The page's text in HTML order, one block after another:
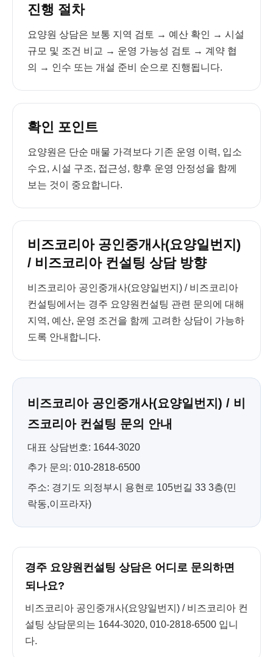
진행 절차
요양원 상담은 보통 지역 검토 → 예산 확인 → 시설
규모 및 조건 비교 → 운영 가능성 검토 → 계약 협
의 → 인수 또는 개설 준비 순으로 진행됩니다.
확인 포인트
요양원은 단순 매물 가격보다 기존 운영 이력, 입소
수요, 시설 구조, 접근성, 향후 운영 안정성을 함께
보는 것이 중요합니다.
비즈코리아 공인중개사(요양일번지)
/ 비즈코리아 컨설팅 상담 방향
비즈코리아 공인중개사(요양일번지) / 비즈코리아
컨설팅에서는 경주 요양원컨설팅 관련 문의에 대해
지역, 예산, 운영 조건을 함께 고려한 상담이 가능하
도록 안내합니다.
비즈코리아 공인중개사(요양일번지) / 비
즈코리아 컨설팅 문의 안내
대표 상담번호: 1644-3020
추가 문의: 010-2818-6500
주소: 경기도 의정부시 용현로 105번길 33 3층(민
락동,이프라자)
경주 요양원컨설팅 상담은 어디로 문의하면
되나요?
비즈코리아 공인중개사(요양일번지) / 비즈코리아 컨
설팅 상담문의는 1644-3020, 010-2818-6500 입니
다.